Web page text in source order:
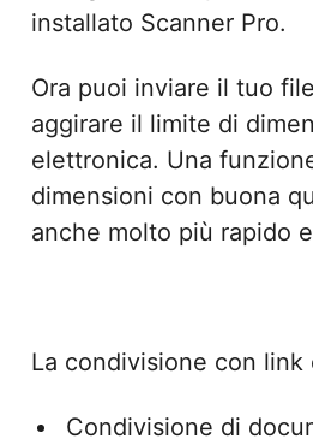
installato Scanner Pro.
Ora puoi inviare il tuo
aggirare il limite di
elettronica. Una
dimensioni con buona
anche molto più rapido
La condivisione con
Condivisione di